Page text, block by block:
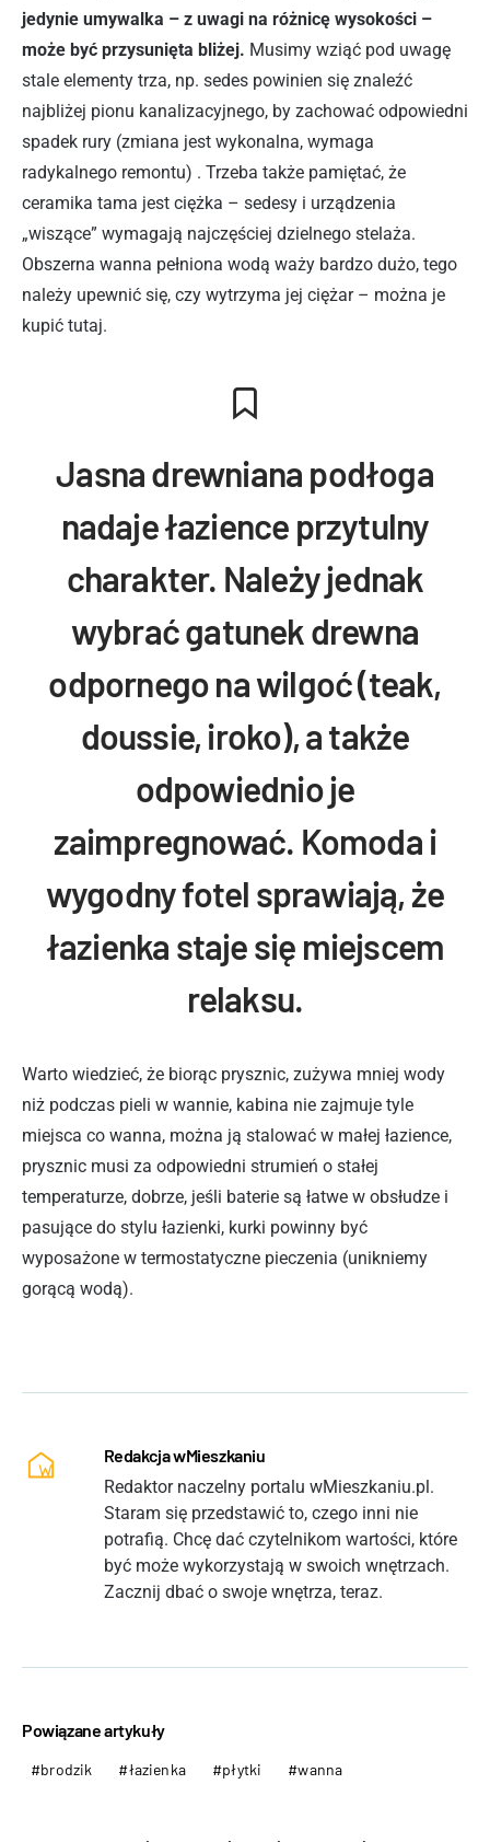
jedynie umywalka – z uwagi na różnicę wysokości –
może być przysunięta bliżej. Musimy wziąć pod uwagę
stale elementy trza, np. sedes powinien się znaleźć
najbliżej pionu kanalizacyjnego, by zachować odpowiedni
spadek rury (zmiana jest wykonalna, wymaga
radykalnego remontu) . Trzeba także pamiętać, że
ceramika tama jest ciężka – sedesy i urządzenia
„wiszące” wymagają najczęściej dzielnego stelaża.
Obszerna wanna pełniona wodą waży bardzo dużo, tego
należy upewnić się, czy wytrzyma jej ciężar – można je
kupić tutaj.
Jasna drewniana podłoga
nadaje łazience przytulny
charakter. Należy jednak
wybrać gatunek drewna
odpornego na wilgoć (teak,
doussie, iroko), a także
odpowiednio je
zaimpregnować. Komoda i
wygodny fotel sprawiają, że
łazienka staje się miejscem
relaksu.
Warto wiedzieć, że biorąc prysznic, zużywa mniej wody
niż podczas pieli w wannie, kabina nie zajmuje tyle
miejsca co wanna, można ją stalować w małej łazience,
prysznic musi za odpowiedni strumień o stałej
temperaturze, dobrze, jeśli baterie są łatwe w obsłudze i
pasujące do stylu łazienki, kurki powinny być
wyposażone w termostatyczne pieczenia (unikniemy
gorącą wodą).
Redakcja wMieszkaniu
Redaktor naczelny portalu wMieszkaniu.pl.
Staram się przedstawić to, czego inni nie
potrafią. Chcę dać czytelnikom wartości, które
być może wykorzystają w swoich wnętrzach.
Zacznij dbać o swoje wnętrza, teraz.
Powiązane artykuły
brodzik łazienka płytki wanna